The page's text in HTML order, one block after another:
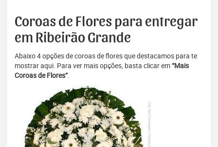
Coroas de Flores para entregar
em Ribeirão Grande
Abaixo 4 opções de coroas de flores que destacamos para te
mostrar aqui. Para ver mais opções, basta clicar em“Mais
Coroas de Flores”.